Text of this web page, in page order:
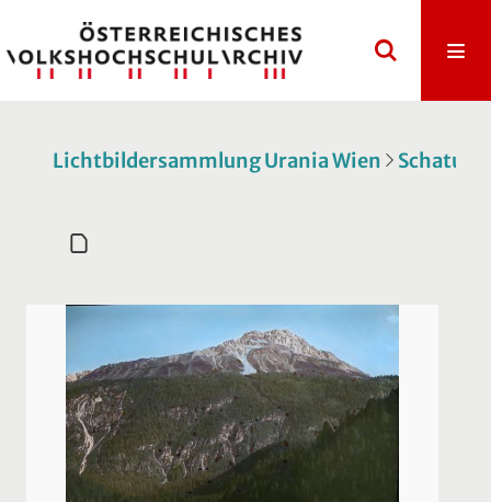
Lichtbildersammlung Urania Wien